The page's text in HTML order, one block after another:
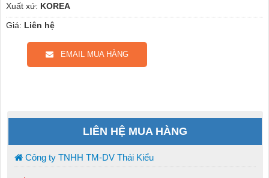
Xuất xứ: KOREA
Giá: Liên hệ
EMAIL MUA HÀNG
LIÊN HỆ MUA HÀNG
Công ty TNHH TM-DV Thái Kiểu